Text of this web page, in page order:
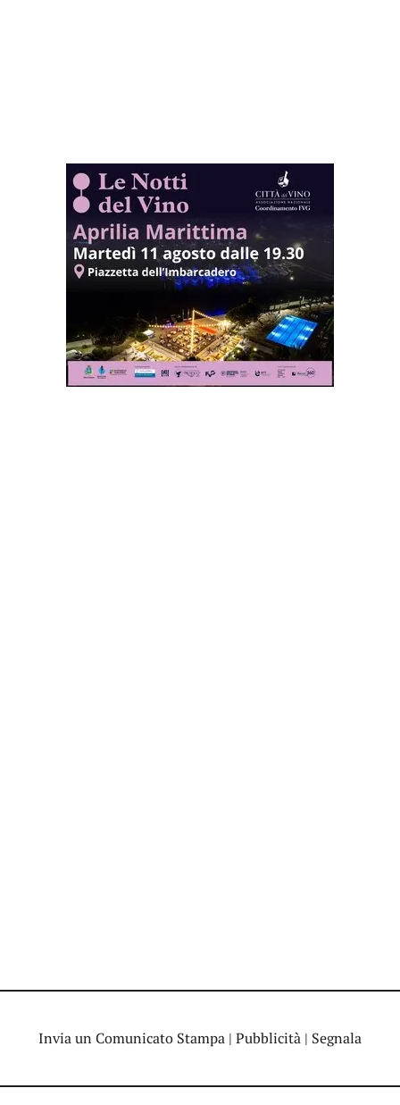
Invia un Comunicato Stampa | Pubblicità | Segnala